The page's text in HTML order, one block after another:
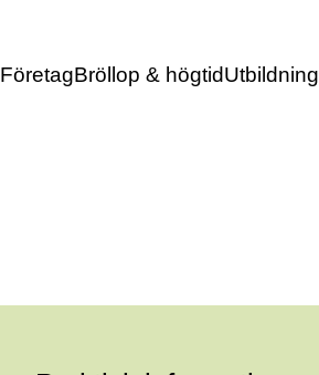
FöretagBröllop & högtidUtbildning